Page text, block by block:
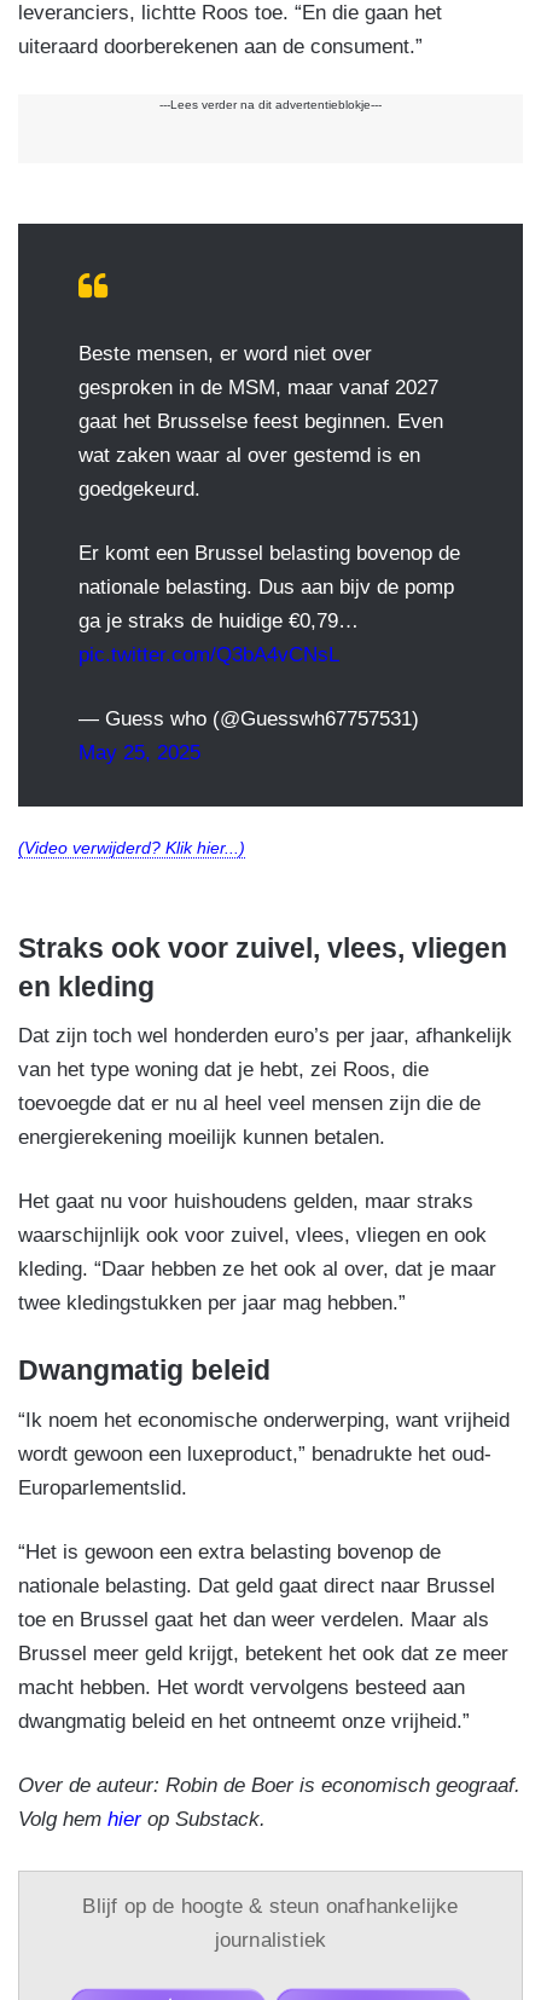
leveranciers, lichtte Roos toe. “En die gaan het
uiteraard doorberekenen aan de consument.”
---Lees verder na dit advertentieblokje---
Beste mensen, er word niet over
gesproken in de MSM, maar vanaf 2027
gaat het Brusselse feest beginnen. Even
wat zaken waar al over gestemd is en
goedgekeurd.
Er komt een Brussel belasting bovenop de
nationale belasting. Dus aan bijv de pomp
ga je straks de huidige €0,79…
pic.twitter.com/Q3bA4vCNsL
— Guess who (@Guesswh67757531)
May 25, 2025
(Video verwijderd? Klik hier...)
Straks ook voor zuivel, vlees, vliegen
en kleding
Dat zijn toch wel honderden euro’s per jaar, afhankelijk
van het type woning dat je hebt, zei Roos, die
toevoegde dat er nu al heel veel mensen zijn die de
energierekening moeilijk kunnen betalen.
Het gaat nu voor huishoudens gelden, maar straks
waarschijnlijk ook voor zuivel, vlees, vliegen en ook
kleding. “Daar hebben ze het ook al over, dat je maar
twee kledingstukken per jaar mag hebben.”
Dwangmatig beleid
“Ik noem het economische onderwerping, want vrijheid
wordt gewoon een luxeproduct,” benadrukte het oud-
Europarlementslid.
“Het is gewoon een extra belasting bovenop de
nationale belasting. Dat geld gaat direct naar Brussel
toe en Brussel gaat het dan weer verdelen. Maar als
Brussel meer geld krijgt, betekent het ook dat ze meer
macht hebben. Het wordt vervolgens besteed aan
dwangmatig beleid en het ontneemt onze vrijheid.”
Over de auteur: Robin de Boer is economisch geograaf.
Volg hem hierop Substack.
Blijf op de hoogte & steun onafhankelijke
journalistiek